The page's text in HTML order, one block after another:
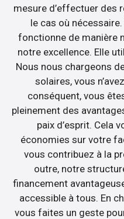
mesure d’effectuer des
le cas où
fonctionne de manière
notre excellence. Elle
Nous nous chargeons
solaires, vous
conséquent, vous
pleinement des
paix d’esprit. Cela
économies sur votre
vous contribuez à la
outre, notre
financement
accessible à tous. En
vous faites un geste